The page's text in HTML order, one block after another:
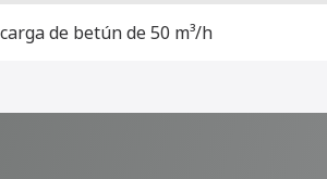
de betún de 50 m³/h